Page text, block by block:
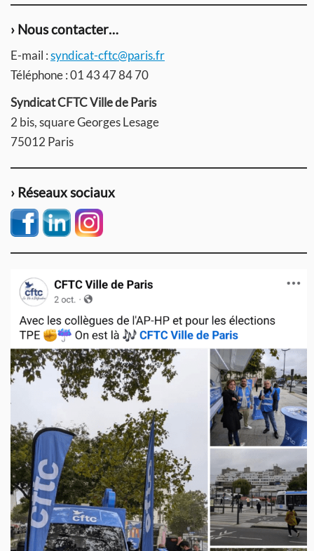
› Nous contacter…
E-mail :syndicat-cftc@paris.fr
Téléphone : 01 43 47 84 70
Syndicat CFTC Ville de Paris
2 bis, square Georges Lesage
75012 Paris
› Réseaux sociaux